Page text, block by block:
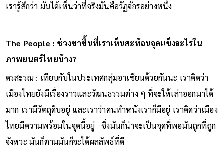
เรารู้สึกว่า มันได้เห็นว่าที่จริงมันคือวัฏจักรอย่างหนึ่ง
The People : ช่วงขาขึ้นที่เราเห็นสะท้อนจุดแข็งอะไรใน
ภาพยนตร์ไทยบ้าง?
ดรสะรณ : เทียบกับในประเทศกลุ่มอาเซียนด้วยกันนะ เราคิดว่า
เมืองไทยยังมีเรื่องราวและวัฒนธรรมต่าง ๆ ที่จะให้เล่าออกมาได้
มาก เรามีวัตถุดิบอยู่ และเราว่าคนทําหนังเราก็มีอยู่ เราคิดว่าเมือง
ไทยมีความพร้อมในจุดนี้อยู่ ซึ่งมันก็น่าจะเป็นจุดที่พอมันถูกที่ถูก
จังหวะ มันก็ตามมันก็จะได้ผลลัพธ์ที่ดี